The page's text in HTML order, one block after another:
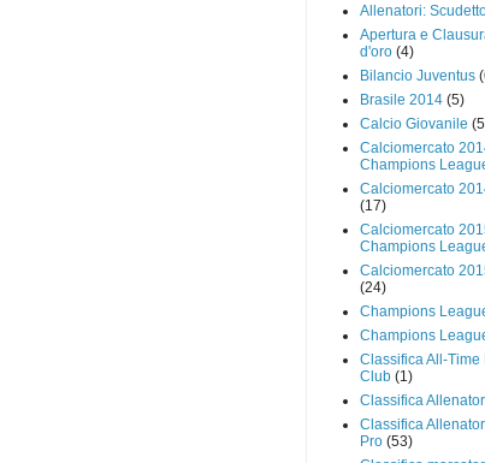
Allenatori:
Apertura e
d'oro (4)
Bilancio Juventus
Brasile 2014 (5)
Calcio Giovanile
Calciomercato
Champions
Calciomercato
(17)
Calciomercato
Champions
Calciomercato
(24)
Champions
Champions
Classifica All-Time
Club (1)
Classifica
Classifica
Pro (53)